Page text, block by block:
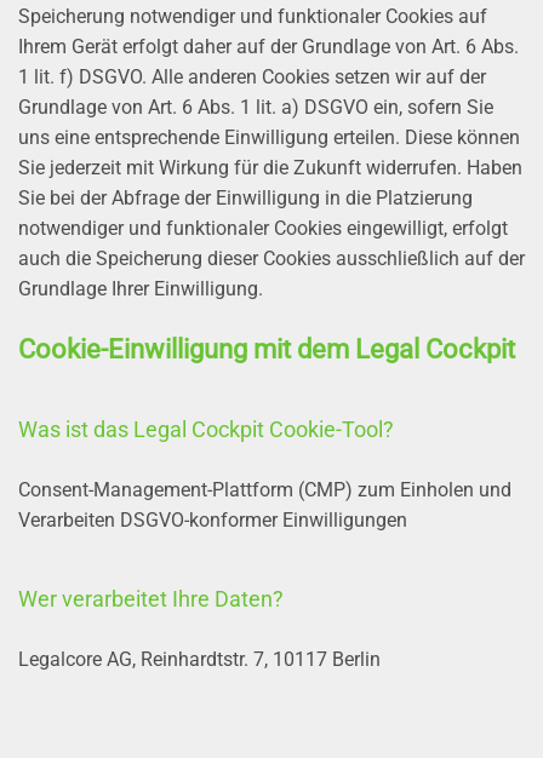
Speicherung notwendiger und funktionaler Cookies auf
Ihrem Gerät erfolgt daher auf der Grundlage von Art. 6 Abs.
1 lit. f) DSGVO. Alle anderen Cookies setzen wir auf der
Grundlage von Art. 6 Abs. 1 lit. a) DSGVO ein, sofern Sie
uns eine entsprechende Einwilligung erteilen. Diese können
Sie jederzeit mit Wirkung für die Zukunft widerrufen. Haben
Sie bei der Abfrage der Einwilligung in die Platzierung
notwendiger und funktionaler Cookies eingewilligt, erfolgt
auch die Speicherung dieser Cookies ausschließlich auf der
Grundlage Ihrer Einwilligung.
Cookie-Einwilligung mit dem Legal Cockpit
Was ist das Legal Cockpit Cookie-Tool?
Consent-Management-Plattform (CMP) zum Einholen und
Verarbeiten DSGVO-konformer Einwilligungen
Wer verarbeitet Ihre Daten?
Legalcore AG, Reinhardtstr. 7, 10117 Berlin